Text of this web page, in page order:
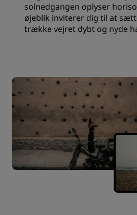
solnedgangen oplyser
øjeblik inviterer dig til at
trække vejret dybt og nyde